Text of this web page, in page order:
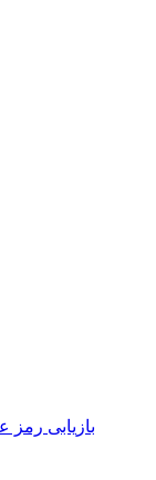
بازیابی رمز